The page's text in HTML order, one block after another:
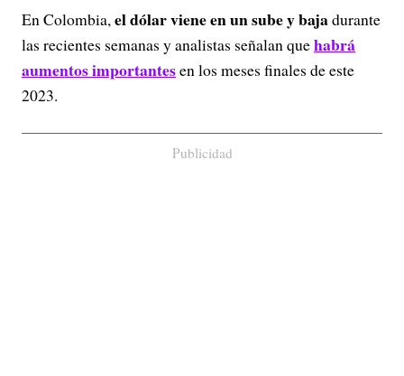
En Colombia,el dólar viene en un sube y bajadurante
las recientes semanas y analistas señalan quehabrá
aumentos importantesen los meses finales de este
2023.
Publicidad